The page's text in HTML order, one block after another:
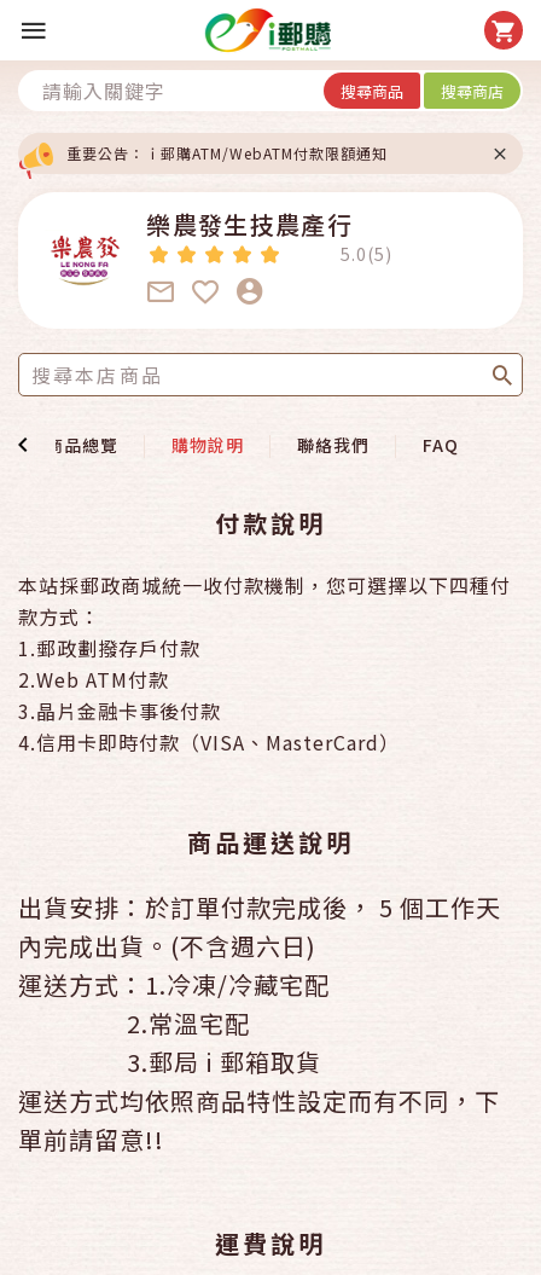
搜尋商品 搜尋商店
重要公告：ｉ郵購ATM/WebATM付款限額通知
樂農發生技農產行
5.0(5)
商品總覽 購物說明 聯絡我們 FAQ
付款說明
本站採郵政商城統一收付款機制，您可選擇以下四種付
款方式：
1.郵政劃撥存戶付款
2.Web ATM付款
3.晶片金融卡事後付款
4.信用卡即時付款（VISA、MasterCard）
商品運送說明
出貨安排：於訂單付款完成後， 5 個工作天
內完成出貨。(不含週六日)
運送方式：1.冷凍/冷藏宅配
2.常溫宅配
3.郵局 i 郵箱取貨
運送方式均依照商品特性設定而有不同，下
單前請留意!!
運費說明